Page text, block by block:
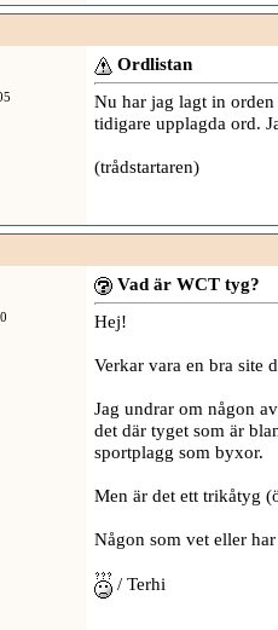
Ordlistan
Nu har jag lagt in
tidigare upplagda ord.
(trådstartaren)
Vad är WCT tyg?
Hej!
Verkar vara en bra site
Jag undrar om någon
det där tyget som är
sportplagg som byxor.
Men är det ett trikåtyg
Någon som vet eller
/ Terhi